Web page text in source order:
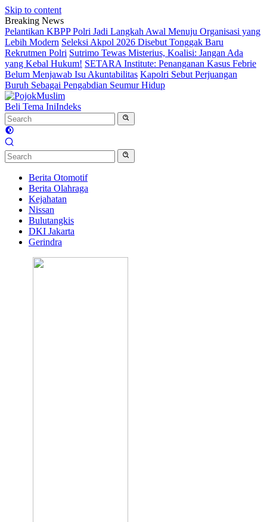
Skip to content
Breaking News
Pelantikan KBPP Polri Jadi Langkah Awal Menuju Organisasi yang
Lebih Modern Seleksi Akpol 2026 Disebut Tonggak Baru
Rekrutmen Polri Sutrimo Tewas Misterius, Koalisi: Jangan Ada
yang Kebal Hukum! SETARA Institute: Penanganan Kasus Febrie
Belum Menjawab Isu Akuntabilitas Kapolri Sebut Perjuangan
Buruh Sebagai Pengabdian Seumur Hidup
Beli Tema IniIndeks
Berita Otomotif
Berita Olahraga
Kejahatan
Nissan
Bulutangkis
DKI Jakarta
Gerindra